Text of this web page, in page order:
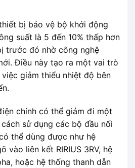
bị bảo vệ bộ khởi động
suất là 5 đến 10% thấp hơn
trước đó nhờ công nghệ
Điều này tạo ra một vai trò
giảm thiểu nhiệt độ bên
chính có thể giảm đi một
sử dụng các bộ đầu nối
thể dùng được như hệ
vào liên kết RIRIUS 3RV, hệ
hoặc hệ thống thanh dẫn